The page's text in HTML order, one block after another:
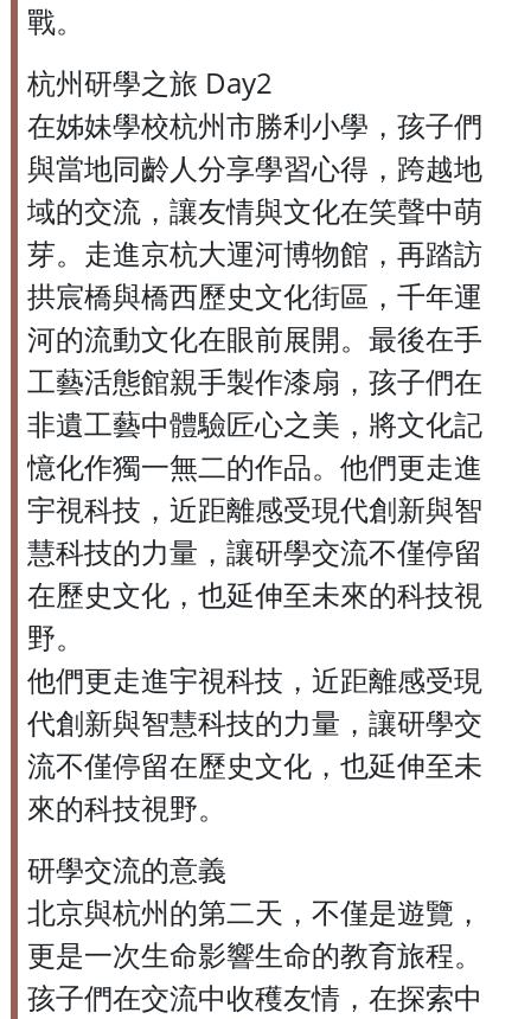
戰。
杭州研學之旅 Day2
在姊妹學校杭州市勝利小學，孩子們
與當地同齡人分享學習心得，跨越地
域的交流，讓友情與文化在笑聲中萌
芽。走進京杭大運河博物館，再踏訪
拱宸橋與橋西歷史文化街區，千年運
河的流動文化在眼前展開。最後在手
工藝活態館親手製作漆扇，孩子們在
非遺工藝中體驗匠心之美，將文化記
憶化作獨一無二的作品。他們更走進
宇視科技，近距離感受現代創新與智
慧科技的力量，讓研學交流不僅停留
在歷史文化，也延伸至未來的科技視
野。
他們更走進宇視科技，近距離感受現
代創新與智慧科技的力量，讓研學交
流不僅停留在歷史文化，也延伸至未
來的科技視野。
研學交流的意義
北京與杭州的第二天，不僅是遊覽，
更是一次生命影響生命的教育旅程。
孩子們在交流中收穫友情，在探索中